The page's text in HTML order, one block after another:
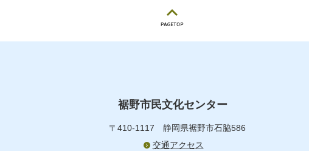
裾野市民文化センター
〒410-1117 静岡県裾野市石脇586
交通アクセス